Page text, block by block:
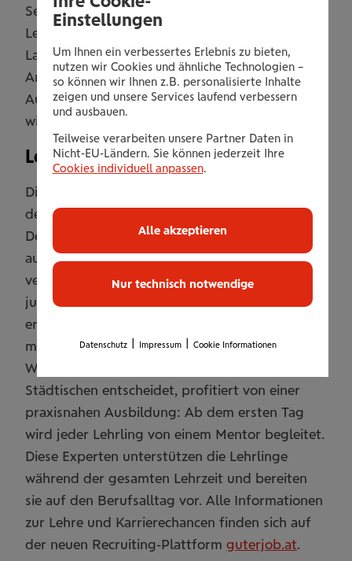
Seit 1997 wird das Prädikat „Ausgezeichneter
Lehrbetrieb“ durch die Vorarlberger
Landesregierung, die Wirtschaftskammer und
Arbeiterkammer verliehen und bestätigt die
Ausbildungsqualität von engagierten Betrieben
wie der Wiener Städtischen.
Lehrlinge im Fokus
Die Wiener Städtische zählt österreichweit zu
den größten Lehrlingsausbildnern der Branche.
Derzeit bildet das Unternehmen 160 Lehrlinge
aus, neun davon in Vorarlberg. In den
vergangenen Jahren haben mehrere hundert
junge Menschen ihre Lehre im Unternehmen
erfolgreich absolviert, mehr als ein Drittel sogar
mit „ausgezeichnetem“ oder „gutem“ Erfolg.
Wer sich für eine Ausbildung in der Wiener
Städtischen entscheidet, profitiert von einer
praxisnahen Ausbildung: Ab dem ersten Tag
wird jeder Lehrling von einem Mentor begleitet.
Diese Experten unterstützen die Lehrlinge
während der gesamten Lehrzeit und bereiten
sie auf den Berufsalltag vor. Alle Informationen
zur Lehre und Karrierechancen finden sich auf
der neuen Recruiting-Plattform guterjob.at.
Einstellungen
Um Ihnen ein verbessertes Erlebnis zu bieten,
nutzen wir Cookies und ähnliche Technologien –
so können wir Ihnen z.B. personalisierte Inhalte
zeigen und unsere Services laufend verbessern
und ausbauen.
Teilweise verarbeiten unsere Partner Daten in
Nicht-EU-Ländern. Sie können jederzeit Ihre
Cookies individuell anpassen.
Nur technisch notwendige
Alle akzeptieren
Datenschutz Impressum Cookie Informationen